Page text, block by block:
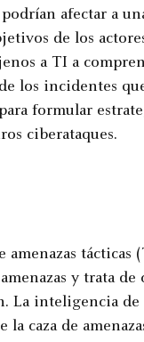
afectar a
de los
a TI a
los incidentes
formular
ciberataques.
tácticas
y trata
La inteligencia
caza de